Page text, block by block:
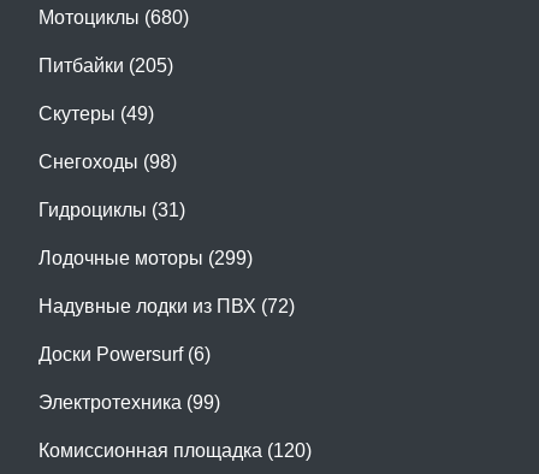
Мотоциклы (680)
Питбайки (205)
Скутеры (49)
Снегоходы (98)
Гидроциклы (31)
Лодочные моторы (299)
Надувные лодки из ПВХ (72)
Доски Powersurf (6)
Электротехника (99)
Комиссионная площадка (120)